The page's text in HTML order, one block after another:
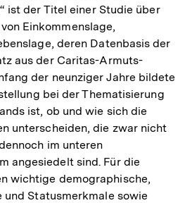
ist der Titel einer Studie über
Einkommenslage,
deren Datenbasis der
aus der Caritas-Armuts-
der neunziger Jahre bildete
bei der Thematisierung
ist, ob und wie sich die
unterscheiden, die zwar nicht
im unteren
angesiedelt sind. Für die
wichtige demographische,
Statusmerkmale sowie